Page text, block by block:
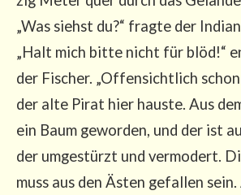
„Was siehst du?“ frag­te der
„Halt mich bit­te nicht für blöd!“
der Fischer. „Offen­sicht­lich
der alte Pirat hier haus­te. Aus
ein Baum gewor­den, und der ist
der umge­stürzt und ver­mo­dert.
muss aus den Ästen gefal­len